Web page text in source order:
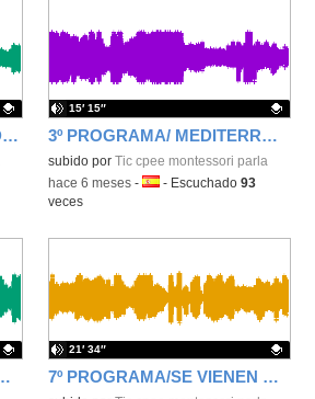
4º PROGRAMA/ CARETAS DENTRO/ 4X04 3º PROGRAMA/ MEDITERRÁNEOS Y PACÍFICOS/3X04
Contenido educativo.
subido por Tic cpee montessori parla
15′ 15″
-hace 6 meses- Idioma:
- Escuchado 93
veces
MONTESSORI EN EL AIRE 8X03 7º PROGRAMA/SE VIENEN COSITAS/MONTESSORI EN EL AIRE 7X03
21′ 34″